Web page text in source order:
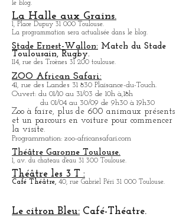
En été, Cinéma en plein air dans la cour de
l'immeuble.
Théâtre du Capitole.
Place du Capitole, la programmation sera actulisée dans
le blog.
La Halle aux Grains.
1, Place Dupuy 31 000 Toulouse.
La programmation sera actualisée dans le blog.
Stade Ernest-Wallon:Match du Stade
Toulousain, Rugby.
114, rue des Troènes 31 200 toulouse.
ZOO African Safari:
41, rue des Landes 31 830 Plaisance-du-Touch.
Ouvert: du 01/10 au 31/03 de 10h à,18h
du 01/04 au 30/09 de 9h30 à 19h30
Zoo à faire, plus de 600 animaux présents
et un parcours en voiture pour commencer
Théâtre Garonne Toulouse.